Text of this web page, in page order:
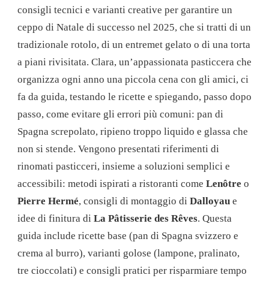
GUIDA
COMPLETA
PREPARARE
DOLCI
SUCCESSO
PER
FESTE
NEL
consigli tecnici e varianti creative per garantire un
ceppo di Natale di successo nel 2025, che si tratti di un
tradizionale rotolo, di un entremet gelato o di una torta
a piani rivisitata. Clara, un’appassionata pasticcera che
organizza ogni anno una piccola cena con gli amici, ci
fa da guida, testando le ricette e spiegando, passo dopo
passo, come evitare gli errori più comuni: pan di
Spagna screpolato, ripieno troppo liquido e glassa che
non si stende. Vengono presentati riferimenti di
rinomati pasticceri, insieme a soluzioni semplici e
accessibili: metodi ispirati a ristoranti come Lenôtre o
Pierre Hermé, consigli di montaggio di Dalloyau e
idee di finitura di La Pâtisserie des Rêves. Questa
guida include ricette base (pan di Spagna svizzero e
crema al burro), varianti golose (lampone, pralinato,
tre cioccolati) e consigli pratici per risparmiare tempo